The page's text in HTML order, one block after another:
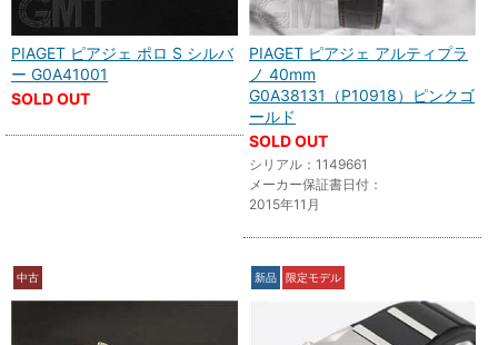
PIAGET ピアジェ ポロ S シルバ
ー G0A41001
SOLD OUT
PIAGET ピアジェ アルティプラ
ノ 40mm
G0A38131（P10918）ピンクゴ
ールド
SOLD OUT
シリアル：1149661
メーカー保証書日付：
2015年11月
中古 新品 限定モデル